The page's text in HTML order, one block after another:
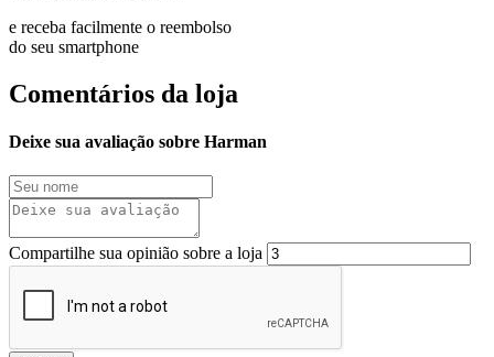
e receba facilmente o reembolso
do seu smartphone
Comentários da loja
Deixe sua avaliação sobre Harman
Compartilhe sua opinião sobre a loja